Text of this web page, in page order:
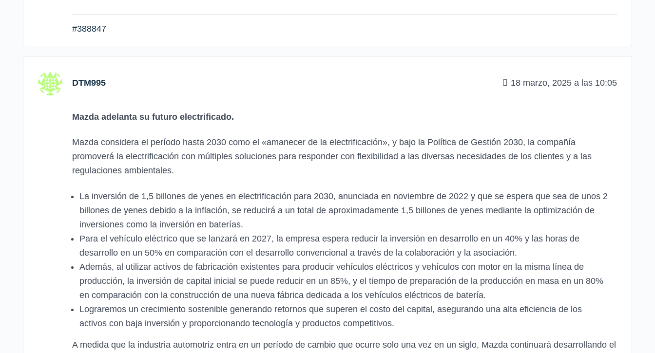
#388847
DTM995 18 marzo, 2025 a las 10:05
Mazda adelanta su futuro electrificado.
Mazda considera el período hasta 2030 como el «amanecer de la electrificación», y bajo la Política de Gestión 2030, la compañía
promoverá la electrificación con múltiples soluciones para responder con flexibilidad a las diversas necesidades de los clientes y a las
regulaciones ambientales.
La inversión de 1,5 billones de yenes en electrificación para 2030, anunciada en noviembre de 2022 y que se espera que sea de unos 2
billones de yenes debido a la inflación, se reducirá a un total de aproximadamente 1,5 billones de yenes mediante la optimización de
inversiones como la inversión en baterías.
Para el vehículo eléctrico que se lanzará en 2027, la empresa espera reducir la inversión en desarrollo en un 40% y las horas de
desarrollo en un 50% en comparación con el desarrollo convencional a través de la colaboración y la asociación.
Además, al utilizar activos de fabricación existentes para producir vehículos eléctricos y vehículos con motor en la misma línea de
producción, la inversión de capital inicial se puede reducir en un 85%, y el tiempo de preparación de la producción en masa en un 80%
en comparación con la construcción de una nueva fábrica dedicada a los vehículos eléctricos de batería.
Lograremos un crecimiento sostenible generando retornos que superen el costo del capital, asegurando una alta eficiencia de los
activos con baja inversión y proporcionando tecnología y productos competitivos.
A medida que la industria automotriz entra en un período de cambio que ocurre solo una vez en un siglo, Mazda continuará desarrollando el